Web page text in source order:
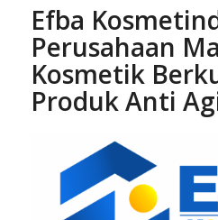
Efba
Perusahaan
Kosmetik
Produk Anti